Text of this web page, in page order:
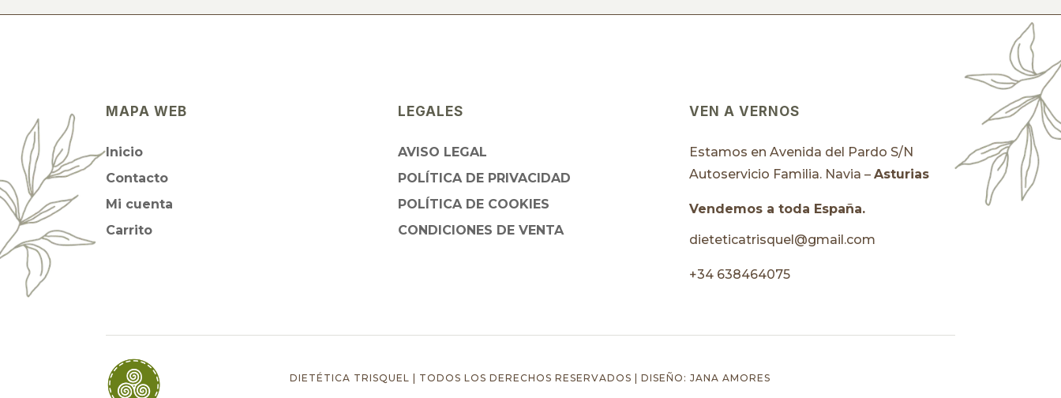
MAPA WEB
Inicio
Contacto
Mi cuenta
Carrito
LEGALES
AVISO LEGAL
POLÍTICA DE PRIVACIDAD
POLÍTICA DE COOKIES
CONDICIONES DE VENTA
VEN A VERNOS
Estamos en Avenida del Pardo S/N
Autoservicio Familia. Navia – Asturias
Vendemos a toda España.
dieteticatrisquel@gmail.com
+34 638464075
DIETÉTICA TRISQUEL | TODOS LOS DERECHOS RESERVADOS | DISEÑO: JANA AMORES